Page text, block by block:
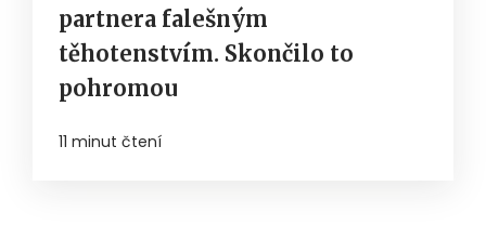
partnera falešným
těhotenstvím. Skončilo to
pohromou
11 minut čtení